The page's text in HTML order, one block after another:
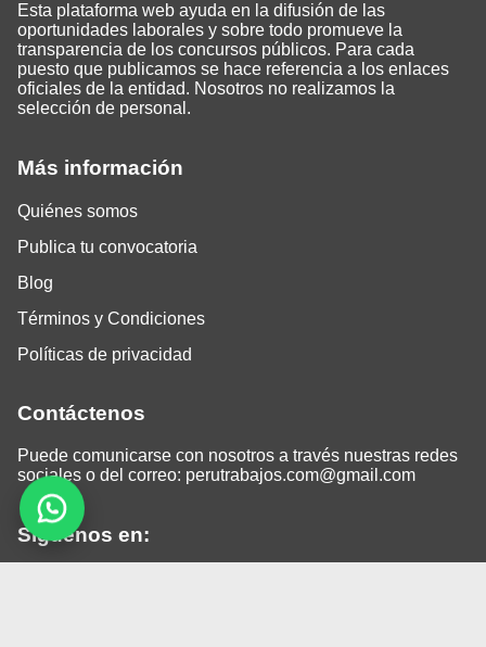
Más información
Quiénes somos
Publica tu convocatoria
Blog
Términos y Condiciones
Políticas de privacidad
Contáctenos
Puede comunicarse con nosotros a través nuestras redes
sociales o del correo: perutrabajos.com@gmail.com
Siguenos en:
Esta plataforma web ayuda en la difusión de las
oportunidades laborales y sobre todo promueve la
transparencia de los concursos públicos. Para cada
puesto que publicamos se hace referencia a los enlaces
oficiales de la entidad. Nosotros no realizamos la
selección de personal.